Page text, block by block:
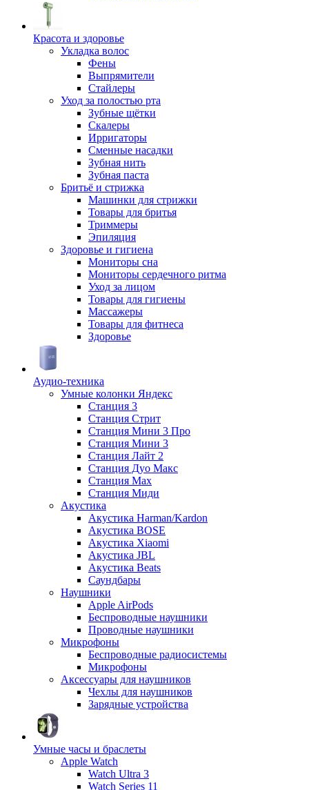
Красота и здоровье
Укладка волос
Фены
Выпрямители
Стайлеры
Уход за полостью рта
Зубные щётки
Скалеры
Ирригаторы
Сменные насадки
Зубная нить
Зубная паста
Бритьё и стрижка
Машинки для стрижки
Товары для бритья
Триммеры
Эпиляция
Здоровье и гигиена
Мониторы сна
Мониторы сердечного ритма
Уход за лицом
Товары для гигиены
Массажеры
Товары для фитнеса
Здоровье
Аудио-техника
Умные колонки Яндекс
Станция 3
Станция Стрит
Станция Мини 3 Про
Станция Мини 3
Станция Лайт 2
Станция Дуо Макс
Станция Max
Станция Миди
Акустика
Акустика Harman/Kardon
Акустика BOSE
Акустика Xiaomi
Акустика JBL
Акустика Beats
Саундбары
Наушники
Apple AirPods
Беспроводные наушники
Проводные наушники
Микрофоны
Беспроводные радиосистемы
Микрофоны
Аксессуары для наушников
Чехлы для наушников
Зарядные устройства
Умные часы и браслеты
Apple Watch
Watch Ultra 3
Watch Series 11